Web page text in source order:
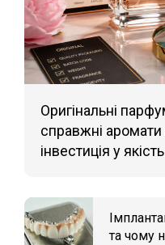
Оригінальні
справжні аромати
інвестиція у
та чому